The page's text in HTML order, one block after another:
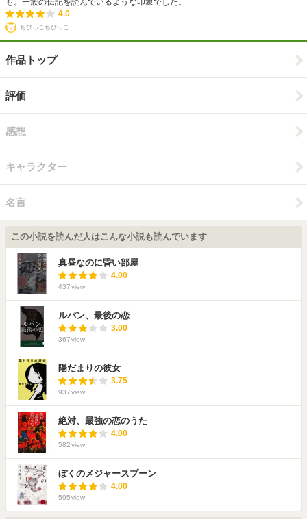
も。一族の伝記を読んでいるような印象でした。
4.0
ちびっこちびっこ
作品トップ
評価
感想
キャラクター
名言
この小説を読んだ人はこんな小説も読んでいます
真昼なのに昏い部屋
4.00
437view
ルパン、最後の恋
3.00
367view
陽だまりの彼女
3.75
937view
絶対、最強の恋のうた
4.00
582view
ぼくのメジャースプーン
4.00
595view